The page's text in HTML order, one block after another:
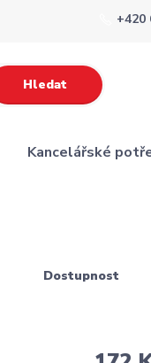
Hledat
+420
Kancelářské
Dostupnost